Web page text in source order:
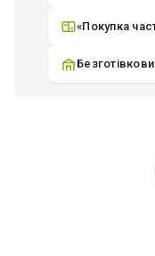
«Покупка